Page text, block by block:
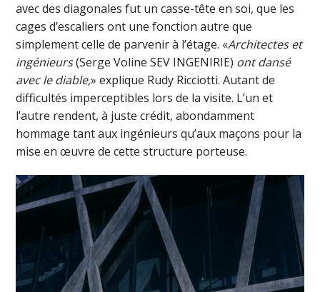
avec des diagonales fut un casse-tête en soi, que les
cages d’escaliers ont une fonction autre que
simplement celle de parvenir à l’étage. «Architectes et
ingénieurs(Serge Voline SEV INGENIRIE) ont dansé
avec le diable,» explique Rudy Ricciotti. Autant de
difficultés imperceptibles lors de la visite. L’un et
l’autre rendent, à juste crédit, abondamment
hommage tant aux ingénieurs qu’aux maçons pour la
mise en œuvre de cette structure porteuse.